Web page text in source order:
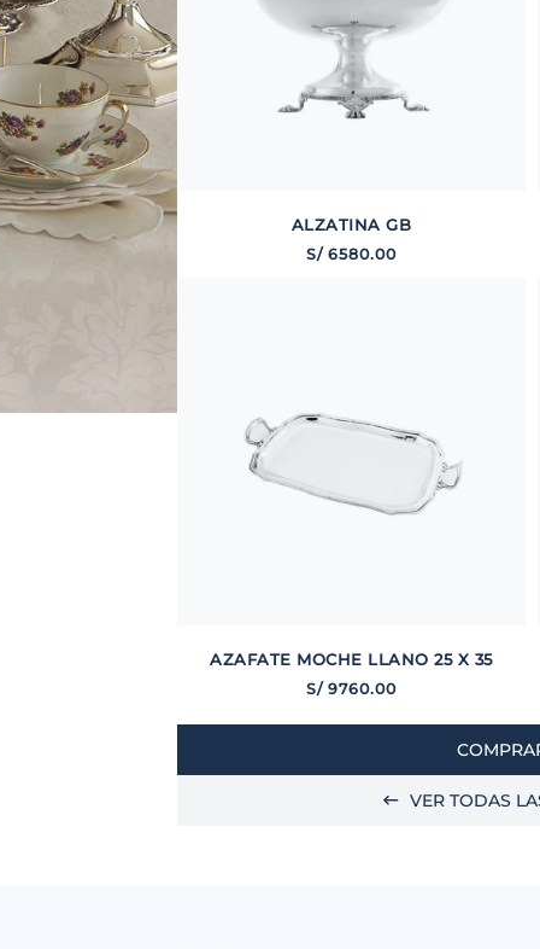
ALZATINA GB
S/ 6580.00
AZAFATE MOCHE LLANO 25 X 35
S/ 9760.00
VER TODAS